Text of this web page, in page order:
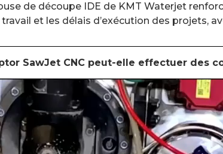
de découpe IDE de KMT Waterjet
travail et les délais d’exécution des projets,
SawJet CNC peut-elle effectuer des